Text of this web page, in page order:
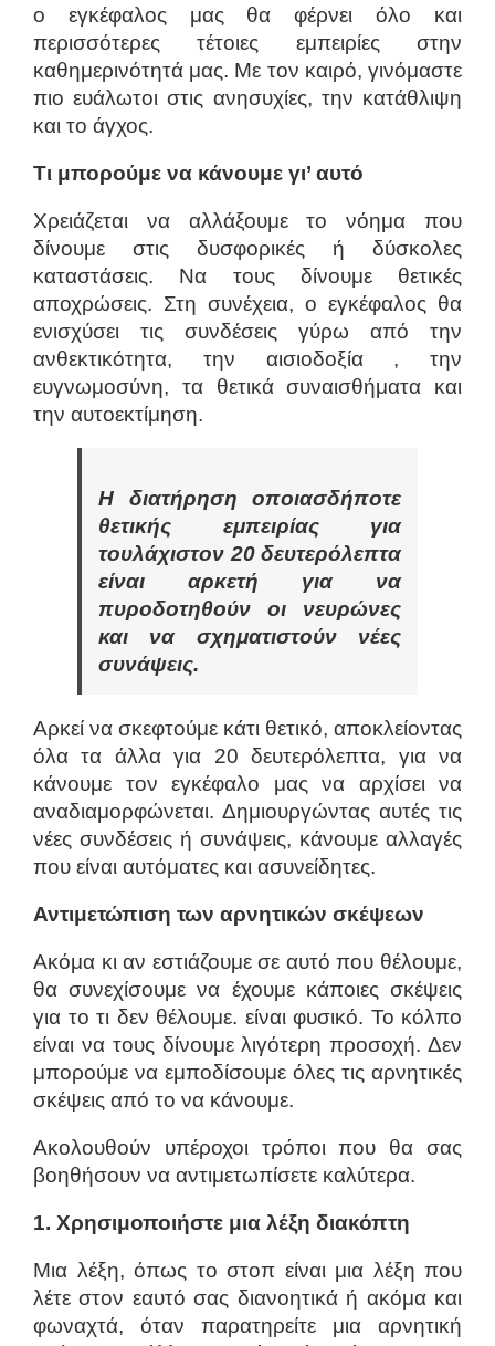
ο εγκέφαλος μας θα φέρνει όλο και
περισσότερες τέτοιες εμπειρίες στην
καθημερινότητά μας. Με τον καιρό, γινόμαστε
πιο ευάλωτοι στις ανησυχίες, την κατάθλιψη
και το άγχος.
Τι μπορούμε να κάνουμε γι’ αυτό
Χρειάζεται να αλλάξουμε το νόημα που
δίνουμε στις δυσφορικές ή δύσκολες
καταστάσεις. Να τους δίνουμε θετικές
αποχρώσεις. Στη συνέχεια, ο εγκέφαλος θα
ενισχύσει τις συνδέσεις γύρω από την
ανθεκτικότητα, την αισιοδοξία , την
ευγνωμοσύνη, τα θετικά συναισθήματα και
την αυτοεκτίμηση.
Η διατήρηση οποιασδήποτε
θετικής εμπειρίας για
τουλάχιστον 20 δευτερόλεπτα
είναι αρκετή για να
πυροδοτηθούν οι νευρώνες
και να σχηματιστούν νέες
συνάψεις.
Αρκεί να σκεφτούμε κάτι θετικό, αποκλείοντας
όλα τα άλλα για 20 δευτερόλεπτα, για να
κάνουμε τον εγκέφαλο μας να αρχίσει να
αναδιαμορφώνεται. Δημιουργώντας αυτές τις
νέες συνδέσεις ή συνάψεις, κάνουμε αλλαγές
που είναι αυτόματες και ασυνείδητες.
Αντιμετώπιση των αρνητικών σκέψεων
Ακόμα κι αν εστιάζουμε σε αυτό που θέλουμε,
θα συνεχίσουμε να έχουμε κάποιες σκέψεις
για το τι δεν θέλουμε. είναι φυσικό. Το κόλπο
είναι να τους δίνουμε λιγότερη προσοχή. Δεν
μπορούμε να εμποδίσουμε όλες τις αρνητικές
σκέψεις από το να κάνουμε.
Ακολουθούν υπέροχοι τρόποι που θα σας
βοηθήσουν να αντιμετωπίσετε καλύτερα.
1. Χρησιμοποιήστε μια λέξη διακόπτη
Μια λέξη, όπως το στοπ είναι μια λέξη που
λέτε στον εαυτό σας διανοητικά ή ακόμα και
φωναχτά, όταν παρατηρείτε μια αρνητική